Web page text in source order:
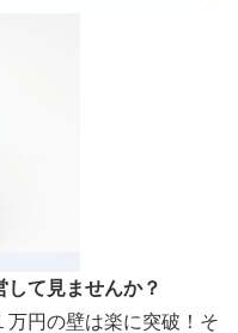
て見ませんか？
円の壁は楽に突破！そ